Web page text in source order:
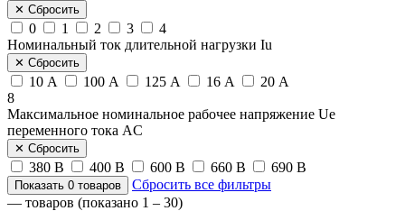
✕ Сбросить
0 1 2 3
4
Номинальный ток длительной нагрузки Iu
✕ Сбросить
10 А 100 А 125 А 16 А
20 А
8
Максимальное номинальное рабочее напряжение Ue
переменного тока AC
✕ Сбросить
380 В 400 В 600 В 660 В 690 В
Показать 0 товаров
Сбросить все фильтры
— товаров (показано 1 – 30)